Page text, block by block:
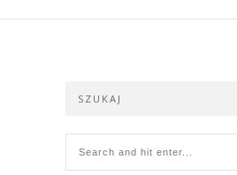
SZUKAJ